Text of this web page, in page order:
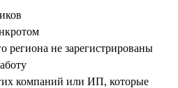
региона не зарегистрированы
компаний или ИП, которые